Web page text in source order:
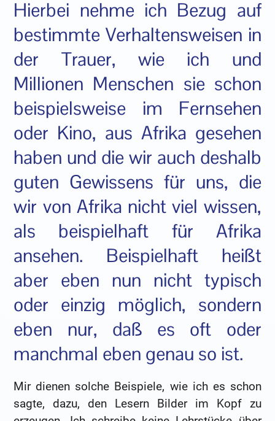
Hierbei nehme ich Bezug auf
bestimmte Verhaltensweisen in
der Trauer, wie ich und
Millionen Menschen sie schon
beispielsweise im Fernsehen
oder Kino, aus Afrika gesehen
haben und die wir auch deshalb
guten Gewissens für uns, die
wir von Afrika nicht viel wissen,
als beispielhaft für Afrika
ansehen. Beispielhaft heißt
aber eben nun nicht typisch
oder einzig möglich, sondern
eben nur, daß es oft oder
manchmal eben genau so ist.
Mir dienen solche Beispiele, wie ich es schon
sagte, dazu, den Lesern Bilder im Kopf zu